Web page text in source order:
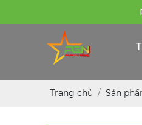
PHỤNG
Trang chủ Sản